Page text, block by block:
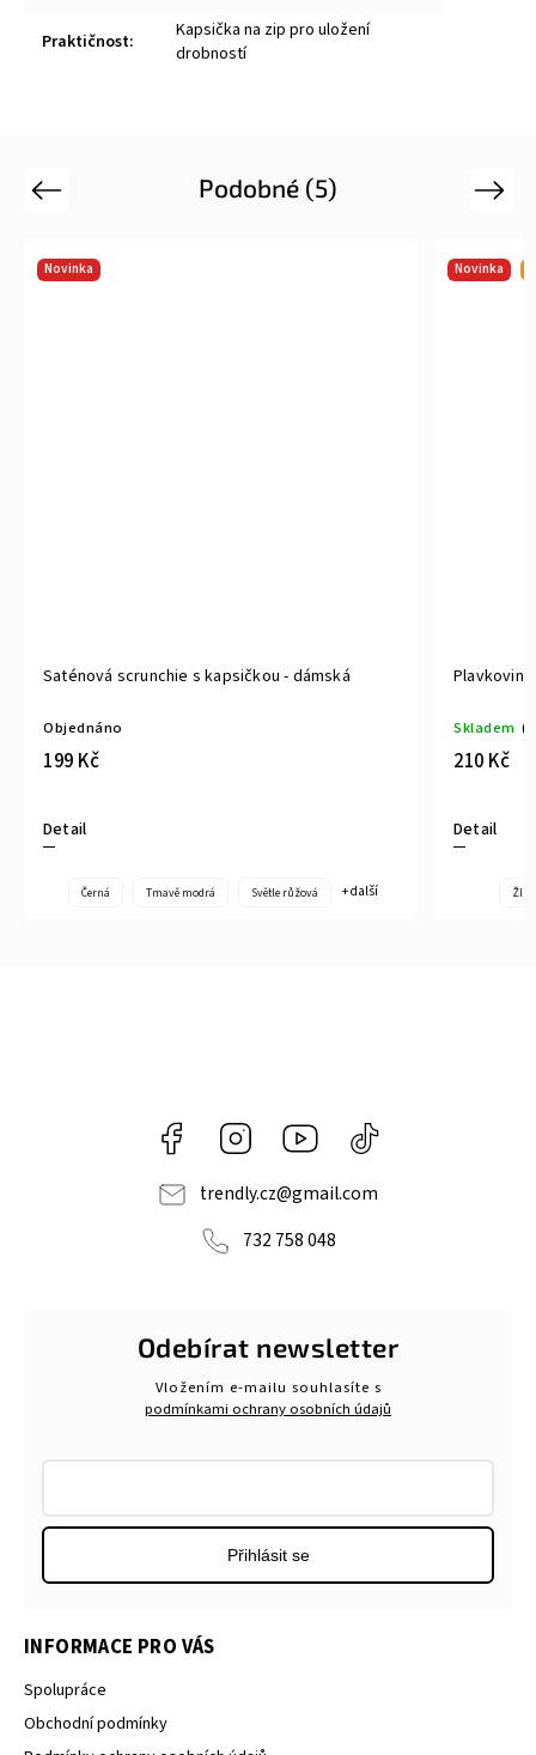
Praktičnost:
Kapsička na zip pro uložení
drobností
Podobné (5)
Previous
Novinka
Saténová scrunchie s kapsičkou - dámská
Objednáno
199 Kč
Detail
Černá Tmavě modrá Světle růžová + další
Novinka
Skladem
210 Kč
Detail
Next
Facebook Instagram https://www.youtube.com/
navlnetrendu5284
trendly.cz@gmail.com
732 758 048
INFORMACE PRO VÁS
Spolupráce
Obchodní podmínky
Odebírat newsletter
Vložením e-mailu souhlasíte s
podmínkami ochrany osobních údajů
Přihlásit se